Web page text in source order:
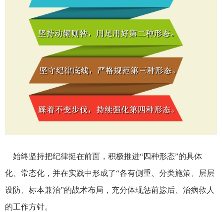
始终坚持把纪律挺在前面，积极推进“四种形态”的具体
化、常态化，并在实践中形成了“各有侧重、分类施策、层层
设防、标本兼治”的战术布局，充分体现惩前毖后、治病救人
的工作方针。